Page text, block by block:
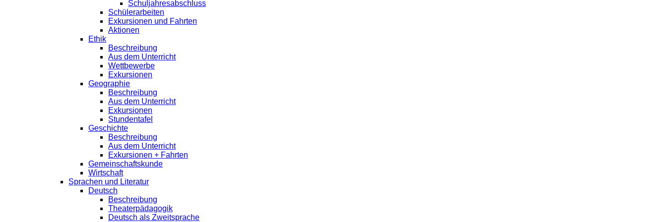
Schuljahresabschluss
Schülerarbeiten
Exkursionen und Fahrten
Aktionen
Ethik
Beschreibung
Aus dem Unterricht
Wettbewerbe
Exkursionen
Geographie
Beschreibung
Aus dem Unterricht
Exkursionen
Stundentafel
Geschichte
Beschreibung
Aus dem Unterricht
Exkursionen + Fahrten
Gemeinschaftskunde
Wirtschaft
Sprachen und Literatur
Deutsch
Beschreibung
Theaterpädagogik
Deutsch als Zweitsprache